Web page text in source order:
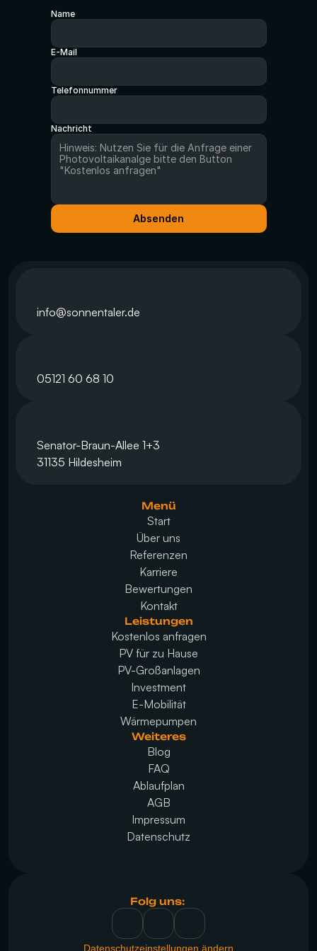
Name
E-Mail
Telefonnummer
Nachricht
Absenden
info@sonnentaler.de
05121 60 68 10
Senator-Braun-Allee 1+3
31135 Hildesheim
Menü
Start
Über uns
Referenzen
Karriere
Bewertungen
Kontakt
Leistungen
Kostenlos anfragen
PV für zu Hause
PV-Großanlagen
Investment
E-Mobilität
Wärmepumpen
Weiteres
Blog
FAQ
Ablaufplan
AGB
Impressum
Datenschutz
Folg uns:
Datenschutzeinstellungen ändern